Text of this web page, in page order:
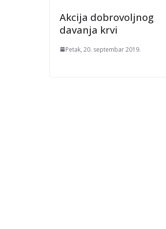
Akcija dobrovoljnog
davanja krvi
Petak, 20. septembar 2019.